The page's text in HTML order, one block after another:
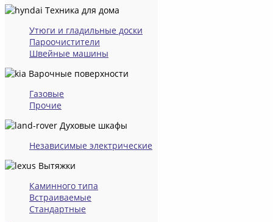
Техника для дома
Утюги и гладильные доски
Пароочистители
Швейные машины
Варочные поверхности
Газовые
Прочие
Духовые шкафы
Независимые электрические
Вытяжки
Каминного типа
Встраиваемые
Стандартные